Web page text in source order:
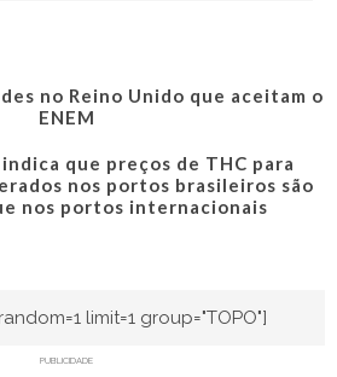
no Reino Unido que aceitam o
ENEM
que preços de THC para
nos portos brasileiros são
nos portos internacionais
limit=1 group="TOPO"]
PUBLICIDADE